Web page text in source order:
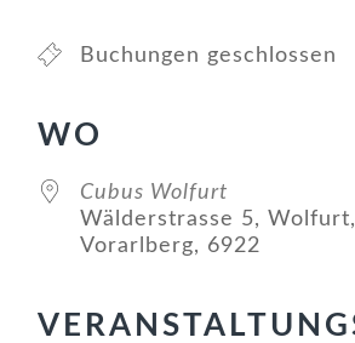
Buchungen geschlossen
WO
Cubus Wolfurt
Wälderstrasse 5, Wolfurt,
Vorarlberg, 6922